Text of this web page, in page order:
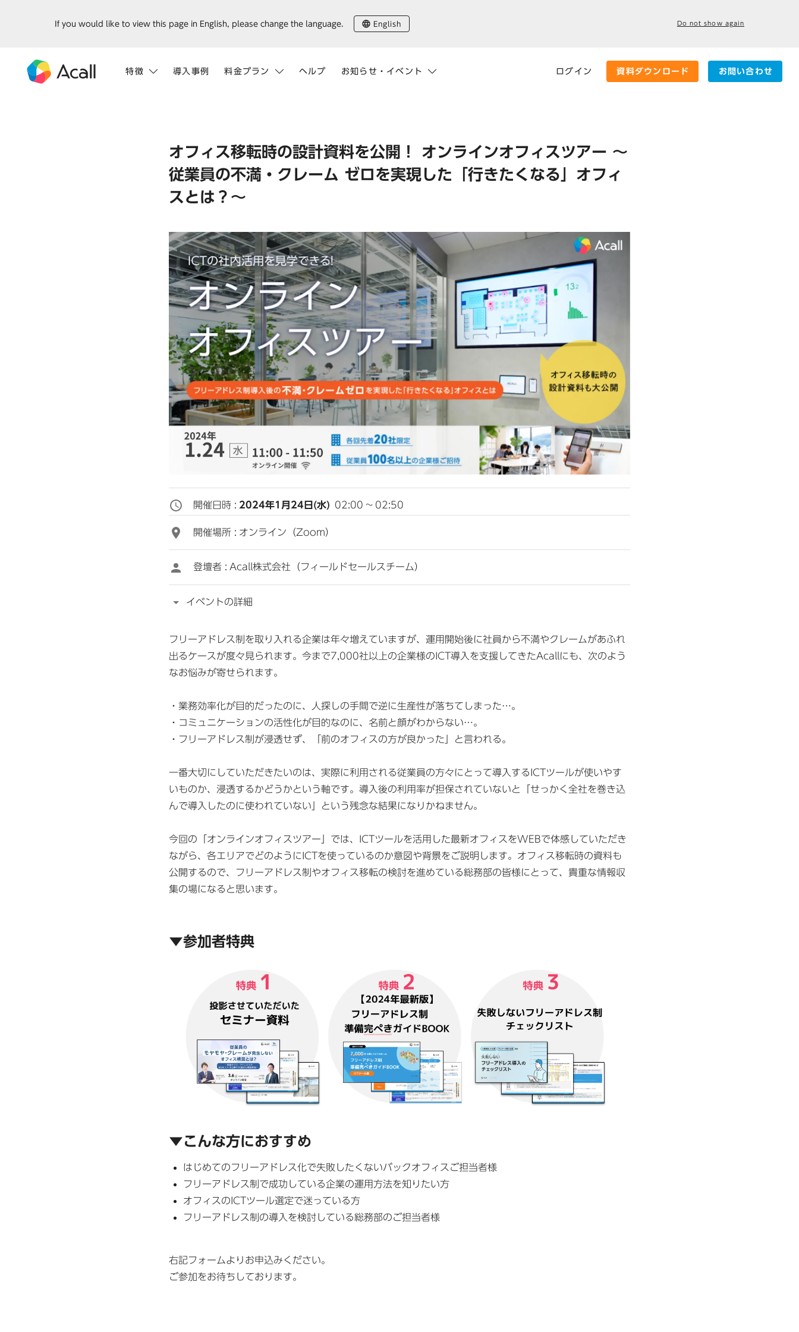
特徴 導入事例 料金プラン ヘルプ お知らせ・イベント ログイン 資料ダウンロード お問い合わせ
If you would like to view this page in English, please change the language. English Do not show again
オフィス移転時の設計資料を公開！ オンラインオフィスツアー ～
従業員の不満・クレーム ゼロを実現した「行きたくなる」オフィ
スとは？～
開催日時 : 2024年1月24日(水) 02:00 ~ 02:50
開催場所 : オンライン（Zoom）
登壇者 : Acall株式会社（フィールドセールスチーム）
イベントの詳細
フリーアドレス制を取り入れる企業は年々増えていますが、運用開始後に社員から不満やクレームがあふれ
出るケースが度々見られます。今まで7,000社以上の企業様のICT導入を支援してきたAcallにも、次のよう
なお悩みが寄せられます。
・業務効率化が目的だったのに、人探しの手間で逆に生産性が落ちてしまった…。
・コミュニケーションの活性化が目的なのに、名前と顔がわからない…。
・フリーアドレス制が浸透せず、「前のオフィスの方が良かった」と言われる。
一番大切にしていただきたいのは、実際に利用される従業員の方々にとって導入するICTツールが使いやす
いものか、浸透するかどうかという軸です。導入後の利用率が担保されていないと「せっかく全社を巻き込
んで導入したのに使われていない」という残念な結果になりかねません。
今回の「オンラインオフィスツアー」では、ICTツールを活用した最新オフィスをWEBで体感していただき
ながら、各エリアでどのようにICTを使っているのか意図や背景をご説明します。オフィス移転時の資料も
公開するので、フリーアドレス制やオフィス移転の検討を進めている総務部の皆様にとって、貴重な情報収
集の場になると思います。
▼参加者特典
▼こんな方におすすめ
はじめてのフリーアドレス化で失敗したくないバックオフィスご担当者様
フリーアドレス制で成功している企業の運用方法を知りたい方
オフィスのICTツール選定で迷っている方
フリーアドレス制の導入を検討している総務部のご担当者様
右記フォームよりお申込みください。
ご参加をお待ちしております。